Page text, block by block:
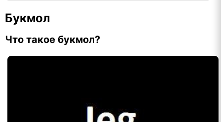
Букмол
Что такое букмол?